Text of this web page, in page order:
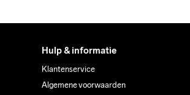
Hulp & informatie
Klantenservice
Algemene voorwaarden